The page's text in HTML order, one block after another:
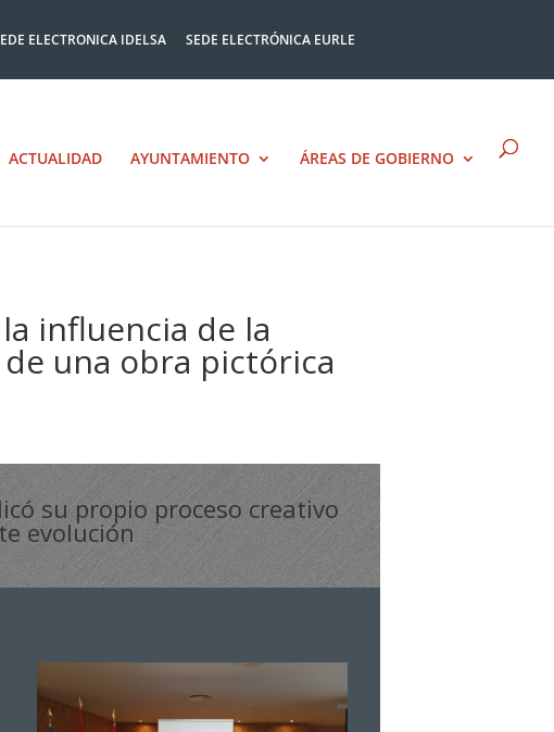
ELECTRONICA IDELSA
SEDE ELECTRÓNICA EURLE
ACTUALIDAD AYUNTAMIENTO ÁREAS DE GOBIERNO
la influencia de la
una obra pictórica
su propio proceso creativo
evolución